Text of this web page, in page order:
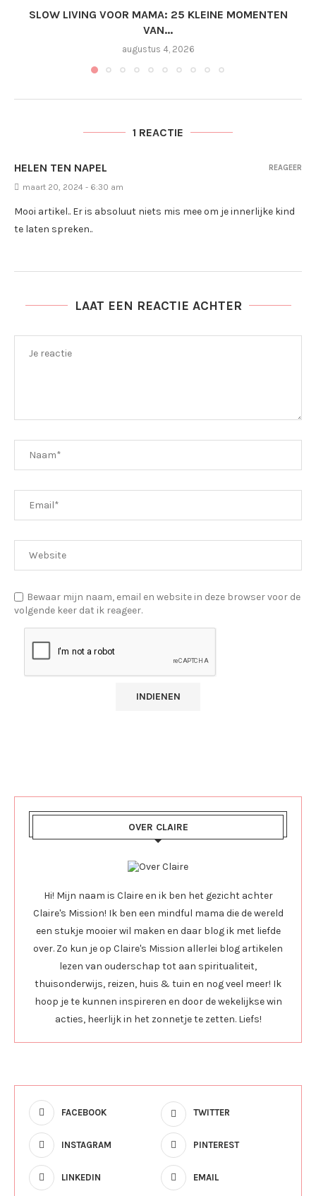
SLOW LIVING VOOR MAMA: 25 KLEINE MOMENTEN
VAN...
augustus 4, 2026
1 REACTIE
HELEN TEN NAPEL
maart 20, 2024 - 6:30 am
Mooi artikel.. Er is absoluut niets mis mee om je innerlijke kind
te laten spreken..
REAGEER
LAAT EEN REACTIE ACHTER
Bewaar mijn naam, email en website in deze browser voor de
volgende keer dat ik reageer.
OVER CLAIRE
Hi! Mijn naam is Claire en ik ben het gezicht achter
Claire's Mission! Ik ben een mindful mama die de wereld
een stukje mooier wil maken en daar blog ik met liefde
over. Zo kun je op Claire's Mission allerlei blog artikelen
lezen van ouderschap tot aan spiritualiteit,
thuisonderwijs, reizen, huis & tuin en nog veel meer! Ik
hoop je te kunnen inspireren en door de wekelijkse win
acties, heerlijk in het zonnetje te zetten. Liefs!
FACEBOOK TWITTER
INSTAGRAM PINTEREST
LINKEDIN EMAIL